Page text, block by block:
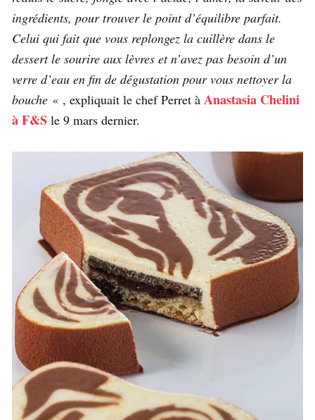
ingrédients, pour trouver le point d’équilibre parfait.
Celui qui fait que vous replongez la cuillère dans le
dessert le sourire aux lèvres et n’avez pas besoin d’un
verre d’eau en fin de dégustation pour vous nettoyer la
bouche « , expliquait le chef Perret à Anastasia Chelini
à F&S le 9 mars dernier.